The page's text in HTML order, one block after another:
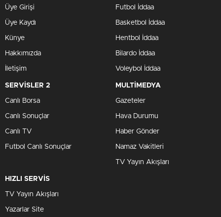
Üye Girişi
Üye Kaydı
Künye
Hakkımızda
İletişim
Futbol İddaa
Basketbol İddaa
Hentbol İddaa
Bilardo İddaa
Voleybol İddaa
SERVİSLER 2
Canlı Borsa
Canlı Sonuçlar
Canlı TV
Futbol Canlı Sonuçlar
MULTİMEDYA
Gazeteler
Hava Durumu
Haber Gönder
Namaz Vakitleri
TV Yayın Akışları
HIZLI SERVİS
TV Yayın Akışları
Yazarlar Site